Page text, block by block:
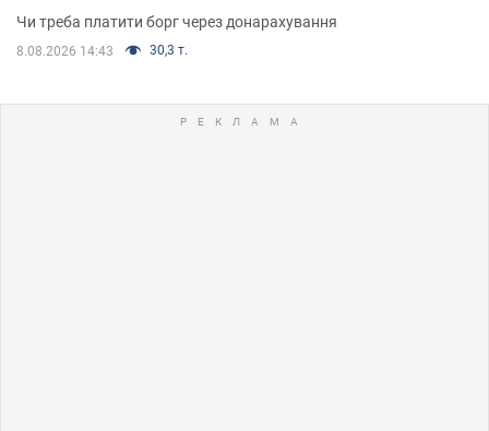
Чи треба платити борг через донарахування
8.08.2026 14:43 30,3 т.